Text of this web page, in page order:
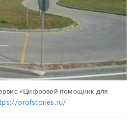
«Цифровой помощник для
profstories.ru/